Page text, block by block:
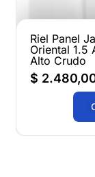
Riel Panel
Oriental 1.5
Alto Crudo
$